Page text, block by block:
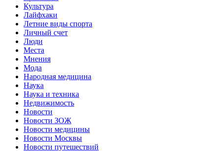
Культура
Лайфхаки
Летние виды спорта
Личный счет
Люди
Места
Мнения
Мода
Народная медицина
Наука
Наука и техника
Недвижимость
Новости
Новости ЗОЖ
Новости медицины
Новости Москвы
Новости путешествий